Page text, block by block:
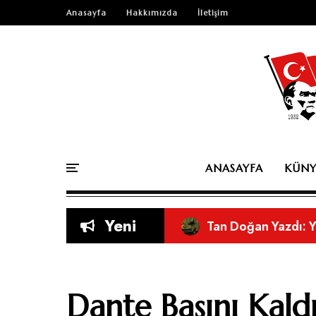
Anasayfa Hakkımızda İletişim
ANASAYFA
Yeni Tan Doğan Yazdı:
Orkun Cabi Yazdı:
Orkun Cabi Yazdı:
Sosyal Medyanın
Eleştirel Bir
Doğru Nefesle
Kitap mı Yazdınız?
Dante Başını